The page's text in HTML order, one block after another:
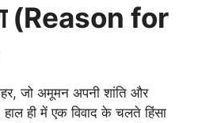
(Reason for
जो अमूमन अपनी शांति और
हाल ही में एक विवाद के चलते हिंसा